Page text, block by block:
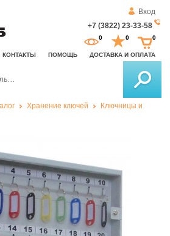
Вход
+7 (3822) 23-33-58
КОНТАКТЫ ПОМОЩЬ ДОСТАВКА И ОПЛАТА
0 0 0
Хранение ключей
Ключницы и